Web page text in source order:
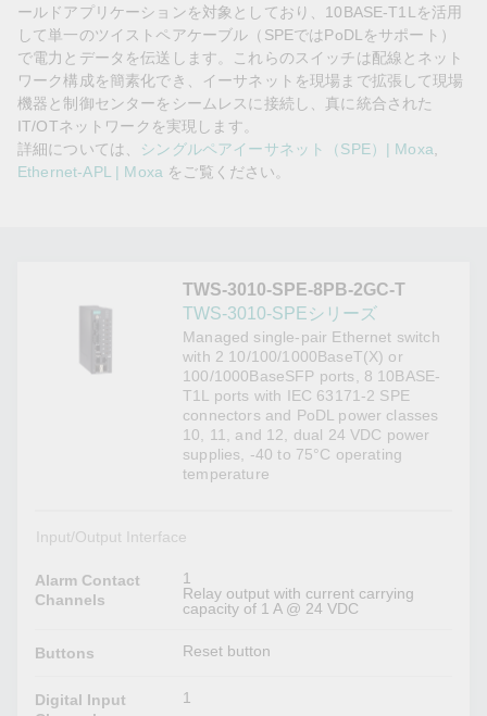
ールドアプリケーションを対象としており、10BASE-T1Lを活用
して単一のツイストペアケーブル（SPEではPoDLをサポート）
で電力とデータを伝送します。これらのスイッチは配線とネット
ワーク構成を簡素化でき、イーサネットを現場まで拡張して現場
機器と制御センターをシームレスに接続し、真に統合された
IT/OTネットワークを実現します。
詳細については、
シングルペアイーサネット（SPE）| Moxa,
Ethernet-APL | Moxa をご覧ください。
TWS-3010-SPE-8PB-2GC-T
TWS-3010-SPEシリーズ
Managed single-pair Ethernet switch
with 2 10/100/1000BaseT(X) or
100/1000BaseSFP ports, 8 10BASE-
T1L ports with IEC 63171-2 SPE
connectors and PoDL power classes
10, 11, and 12, dual 24 VDC power
supplies, -40 to 75°C operating
temperature
Input/Output Interface
Alarm Contact
Channels
1
Relay output with current carrying
capacity of 1 A @ 24 VDC
Buttons Reset button
Digital Input
1